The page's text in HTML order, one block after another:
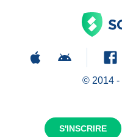
S'INSCRIRE
© 2014 -